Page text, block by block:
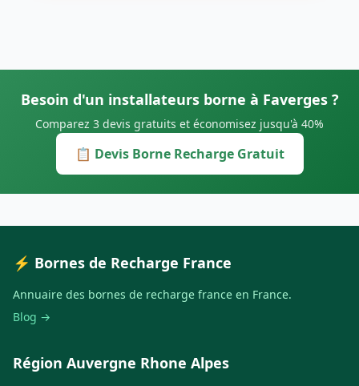
Besoin d'un installateurs borne à Faverges ?
Comparez 3 devis gratuits et économisez jusqu'à 40%
📋 Devis Borne Recharge Gratuit
⚡ Bornes de Recharge France
Annuaire des bornes de recharge france en France.
Blog →
Région Auvergne Rhone Alpes